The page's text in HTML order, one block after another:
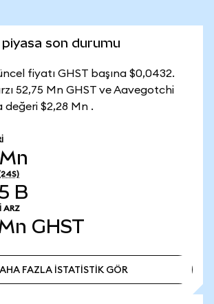
son durumu
fiyatı GHST başına $0,0432.
52,75 Mn GHST ve Aavegotchi
$2,28 Mn .
B
ARZ
GHST
FAZLA İSTATİSTİK GÖR